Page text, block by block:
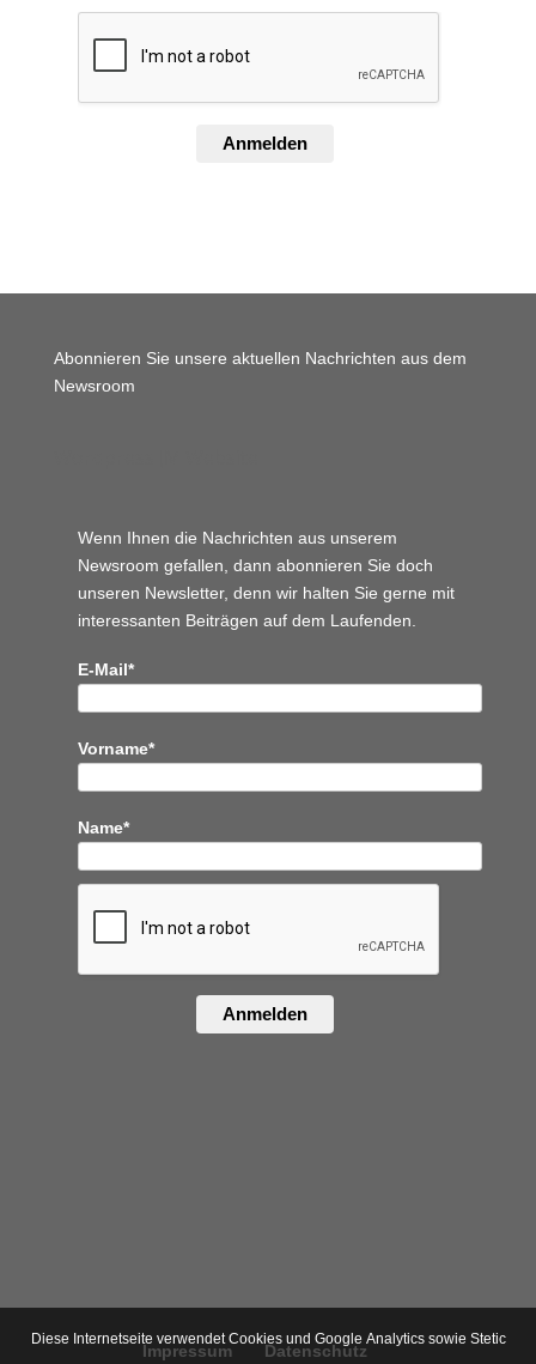
Anmelden
Abonnieren Sie unsere aktuellen Nachrichten aus dem
Newsroom
Wenn Ihnen die Nachrichten aus unserem
Newsroom gefallen, dann abonnieren Sie doch
unseren Newsletter, denn wir halten Sie gerne mit
interessanten Beiträgen auf dem Laufenden.
E-Mail*
Vorname*
Name*
Anmelden
Impressum Datenschutz
Diese Internetseite verwendet Cookies und Google Analytics sowie Stetic